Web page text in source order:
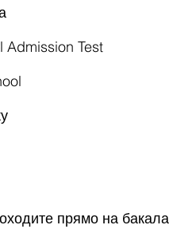
Admission Test
прямо на